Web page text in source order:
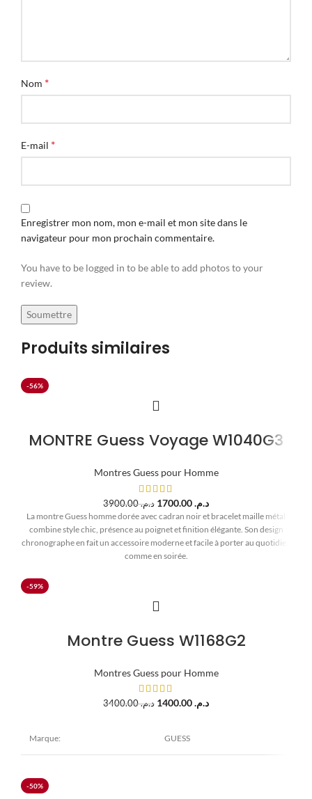
Nom *
E-mail *
Enregistrer mon nom, mon e-mail et mon site dans le
navigateur pour mon prochain commentaire.
You have to be logged in to be able to add photos to your
review.
Produits similaires
-56%
MONTRE Guess Voyage W1040G3
Montres Guess pour Homme
د.م.3900.00 د.م.
La montre Guess homme dorée avec cadran noir et bracelet maille métal
combine style chic, présence au poignet et finition élégante. Son design
chronographe en fait un accessoire moderne et facile à porter au quotidien
comme en soirée.
-59%
Montre Guess W1168G2
Montres Guess pour Homme
د.م.3400.00 د.م.
Marque: GUESS
-50%